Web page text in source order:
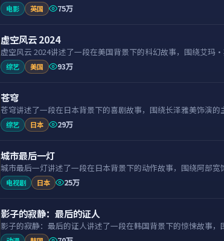
电影 英国 75万
虚空风云 2024
虚空风云 2024讲述了一段在美国背景下的科幻故事，围绕艾玛
综艺 美国 93万
苍穹
苍穹讲述了一段在日本背景下的喜剧故事，围绕长泽雅美饰演
综艺 日本 29万
城市最后一灯
城市最后一灯讲述了一段在日本背景下的动作故事，围绕阿部
电视剧 日本 25万
影子的寂静：最后的证人
影子的寂静：最后的证人讲述了一段在韩国背景下的惊悚故事